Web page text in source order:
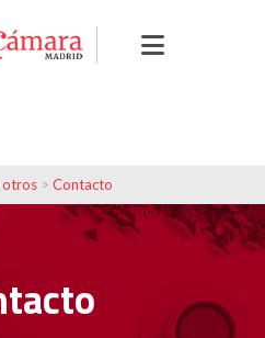
otros > Contacto